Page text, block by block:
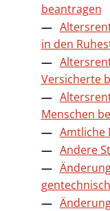
beantragen
in den
Versicherte
Menschen
Amtliche
Andere